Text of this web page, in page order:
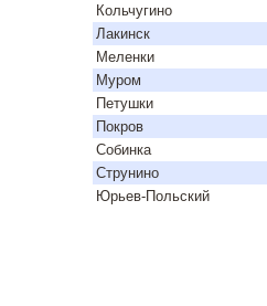
Кольчугино
Лакинск
Меленки
Муром
Петушки
Покров
Собинка
Струнино
Юрьев-Польский